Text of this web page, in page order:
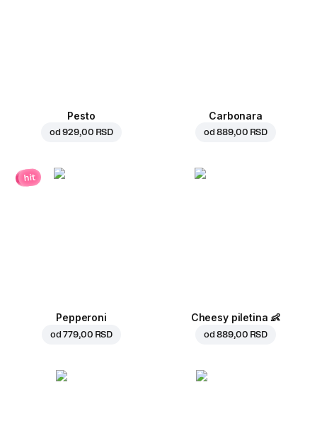
Pesto
od929,00 RSD
Carbonara
od889,00 RSD
hit
Pepperoni
od779,00 RSD
Cheesy piletina 👶
od889,00 RSD